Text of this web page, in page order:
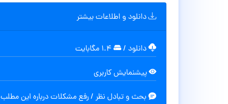
دانلود و اطلاعات بیشتر
دانلود /
پیشنمایش کاربری
بحث و تبادل نظر / رفع مشکلات درباره این مطلب